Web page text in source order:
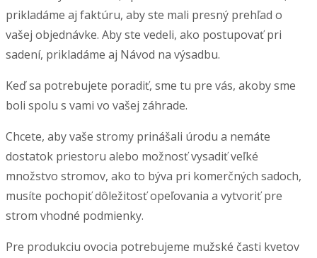
prikladáme aj faktúru, aby ste mali presný prehľad o
vašej objednávke. Aby ste vedeli, ako postupovať pri
sadení, prikladáme aj Návod na výsadbu.
Keď sa potrebujete poradiť, sme tu pre vás, akoby sme
boli spolu s vami vo vašej záhrade.
Chcete, aby vaše stromy prinášali úrodu a nemáte
dostatok priestoru alebo možnosť vysadiť veľké
množstvo stromov, ako to býva pri komerčných sadoch,
musíte pochopiť dôležitosť opeľovania a vytvoriť pre
strom vhodné podmienky.
Pre produkciu ovocia potrebujeme mužské časti kvetov